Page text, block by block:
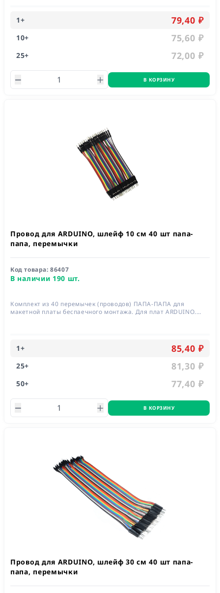
1+ 79,40 ₽
10+ 75,60 ₽
25+ 72,00 ₽
В КОРЗИНУ
Провод для ARDUINO, шлейф 10 см 40 шт папа-
папа, перемычки
Код товара:86407
В наличии 190 шт.
Комплект из 40 перемычек (проводов) ПАПА-ПАПА для
макетной платы беспаечного монтажа. Для плат ARDUINO.
1+ 85,40 ₽
25+ 81,30 ₽
50+ 77,40 ₽
В КОРЗИНУ
Провод для ARDUINO, шлейф 30 см 40 шт папа-
папа, перемычки